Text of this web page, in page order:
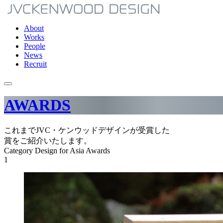
About
Works
People
News
Recruit
AWARDS
これまでJVC・ケンウッドデザインが受賞した
賞をご紹介いたします。
Category Design for Asia Awards
1